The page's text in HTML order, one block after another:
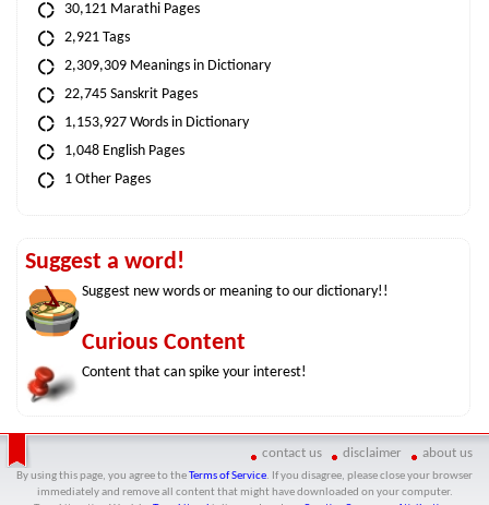
30,121 Marathi Pages
2,921 Tags
2,309,309 Meanings in Dictionary
22,745 Sanskrit Pages
1,153,927 Words in Dictionary
1,048 English Pages
1 Other Pages
Suggest a word!
Suggest new words or meaning to our dictionary!!
Curious Content
Content that can spike your interest!
contact us disclaimer about us
By using this page, you agree to the Terms of Service. If you disagree, please close your browser
immediately and remove all content that might have downloaded on your computer.